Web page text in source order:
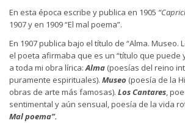
En esta época escribe y publica en 1905
1907 y en 1909 “El mal poema”.
En 1907 publica bajo el título de “Alma. Museo.
el poeta afirmaba que es un “título que puede
a toda mi obra lírica:Alma (poesías del reino
puramente espirituales). Museo (poesía de la
obras de arte más famosas). Los Cantares,
sentimental y aún sensual, poesía de la vida
Mal poema”.